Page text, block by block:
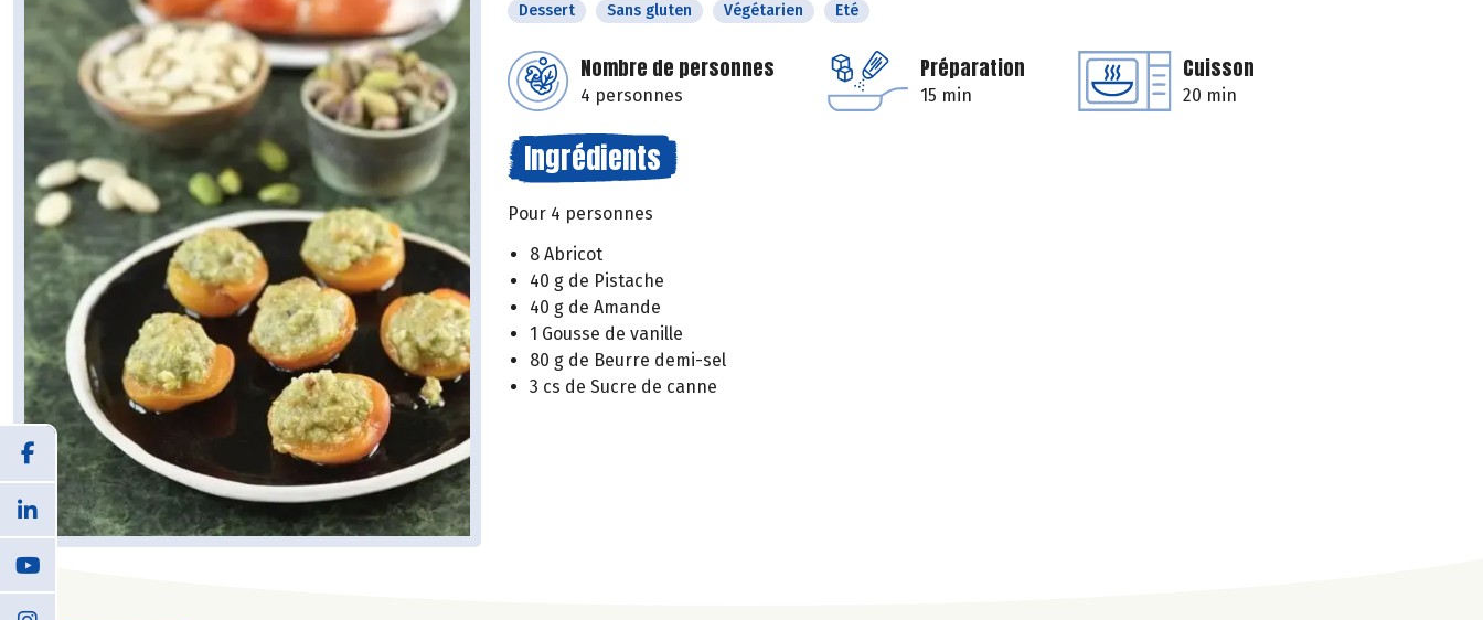
Dessert Sans gluten Végétarien Eté
Nombre de personnes
4 personnes
Préparation
15 min
Cuisson
20 min
Ingrédients
Pour 4 personnes
8 Abricot
40 g de Pistache
40 g de Amande
1 Gousse de vanille
80 g de Beurre demi-sel
3 cs de Sucre de canne